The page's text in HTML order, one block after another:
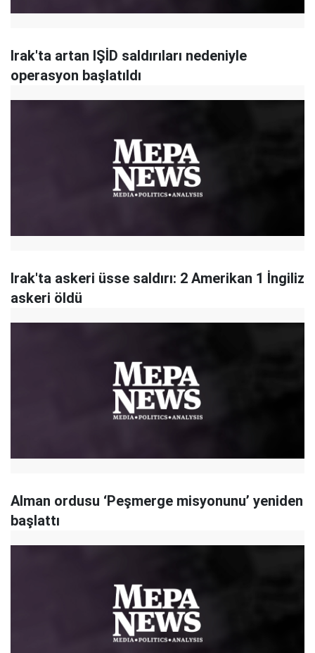
Irak'ta artan IŞİD saldırıları nedeniyle
operasyon başlatıldı
Irak'ta askeri üsse saldırı: 2 Amerikan 1 İngiliz
askeri öldü
Alman ordusu ‘Peşmerge misyonunu’ yeniden
başlattı